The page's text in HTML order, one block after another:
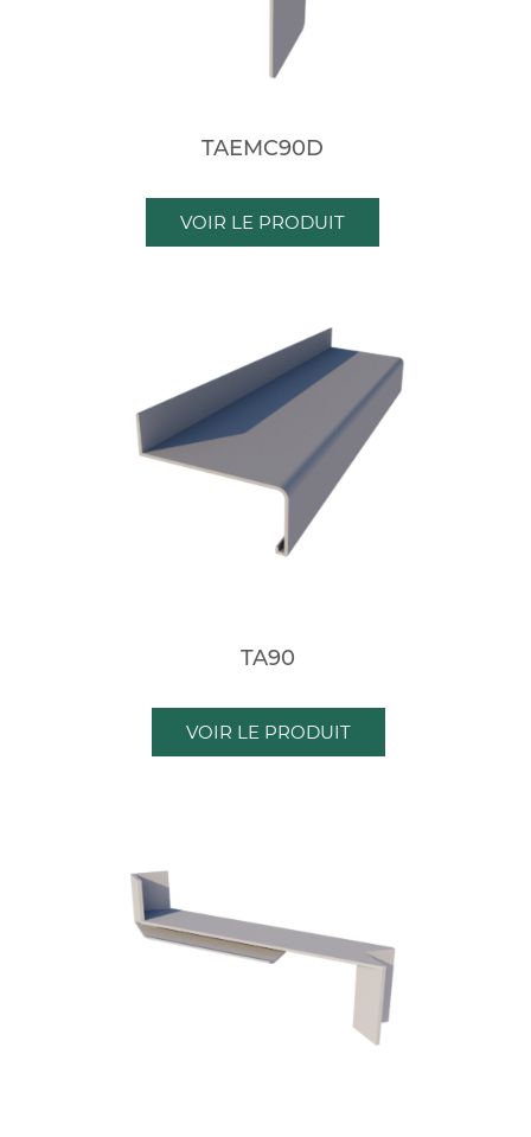
TAEMC90D
VOIR LE PRODUIT
TA90
VOIR LE PRODUIT